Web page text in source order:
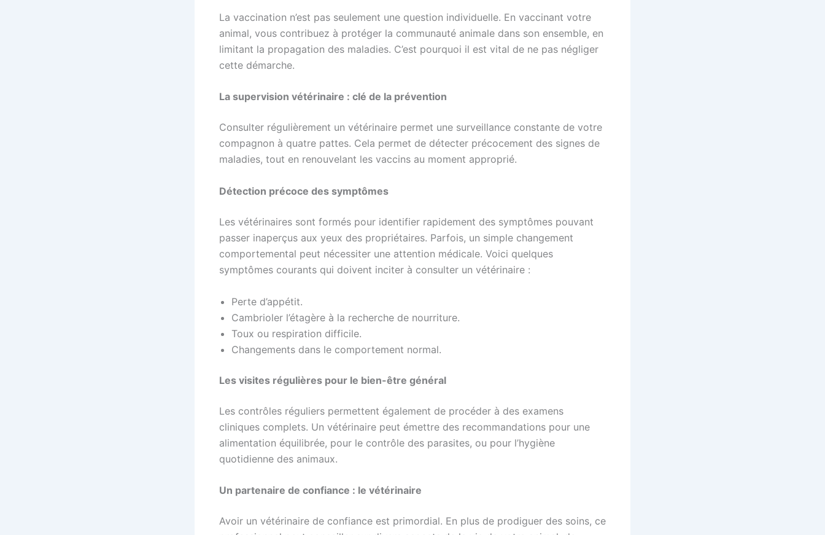
La vaccination n’est pas seulement une question individuelle. En vaccinant votre
animal, vous contribuez à protéger la communauté animale dans son ensemble, en
limitant la propagation des maladies. C’est pourquoi il est vital de ne pas négliger
cette démarche.
La supervision vétérinaire : clé de la prévention
Consulter régulièrement un vétérinaire permet une surveillance constante de votre
compagnon à quatre pattes. Cela permet de détecter précocement des signes de
maladies, tout en renouvelant les vaccins au moment approprié.
Détection précoce des symptômes
Les vétérinaires sont formés pour identifier rapidement des symptômes pouvant
passer inaperçus aux yeux des propriétaires. Parfois, un simple changement
comportemental peut nécessiter une attention médicale. Voici quelques
symptômes courants qui doivent inciter à consulter un vétérinaire :
Perte d’appétit.
Cambrioler l’étagère à la recherche de nourriture.
Toux ou respiration difficile.
Changements dans le comportement normal.
Les visites régulières pour le bien-être général
Les contrôles réguliers permettent également de procéder à des examens
cliniques complets. Un vétérinaire peut émettre des recommandations pour une
alimentation équilibrée, pour le contrôle des parasites, ou pour l’hygiène
quotidienne des animaux.
Un partenaire de confiance : le vétérinaire
Avoir un vétérinaire de confiance est primordial. En plus de prodiguer des soins, ce